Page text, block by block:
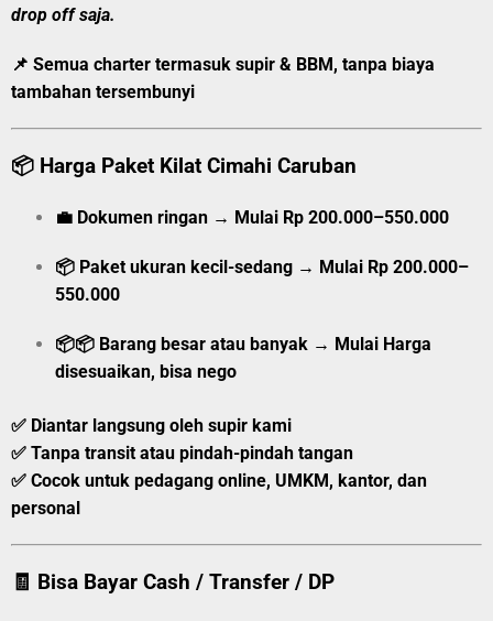
drop off saja.
📌 Semua charter termasuk supir & BBM , tanpa biaya
tambahan tersembunyi
📦 Harga Paket Kilat Cimahi Caruban
💼 Dokumen ringan → Mulai Rp 200.000–550.000
📦 Paket ukuran kecil-sedang → Mulai Rp 200.000–
550.000
📦📦 Barang besar atau banyak → Mulai Harga
disesuaikan, bisa nego
✅ Diantar langsung oleh supir kami
✅ Tanpa transit atau pindah-pindah tangan
✅ Cocok untuk pedagang online, UMKM, kantor, dan
personal
🧾 Bisa Bayar Cash / Transfer / DP